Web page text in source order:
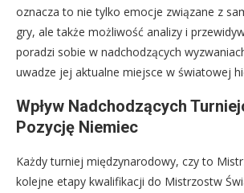
oznacza to nie tylko emocje związane z
gry, ale także możliwość analizy i
poradzi sobie w nadchodzących
uwadze jej aktualne miejsce w światowej
Wpływ Nadchodzących
Pozycję Niemiec
Każdy turniej międzynarodowy, czy to
kolejne etapy kwalifikacji do Mistrzostw